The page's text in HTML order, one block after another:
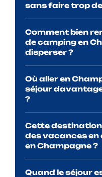
sans faire trop
Comment bien
de camping en
disperser ?
Où aller en
séjour
?
Cette destination
des vacances en
en Champagne ?
Quand le séjour